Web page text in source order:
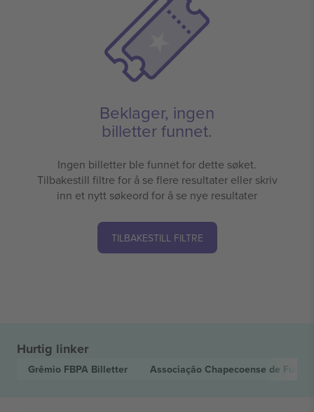
Beklager, ingen
billetter funnet.
Ingen billetter ble funnet for dette søket.
Tilbakestill filtre for å se flere resultater eller skriv
inn et nytt søkeord for å se nye resultater
TILBAKESTILL FILTRE
Hurtig linker
Grêmio FBPA Billetter Associação Chapecoense de